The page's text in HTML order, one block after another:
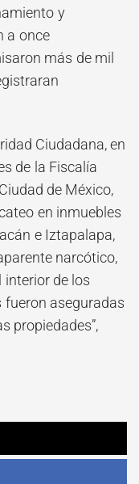
y
a once
más de mil
Ciudadana, en
de la Fiscalía
de México,
en inmuebles
e Iztapalapa,
narcótico,
de los
aseguradas
propiedades”,